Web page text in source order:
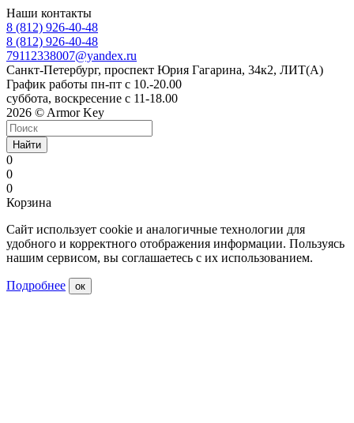
Наши контакты
8 (812) 926-40-48
8 (812) 926-40-48
79112338007@yandex.ru
Санкт-Петербург, проспект Юрия Гагарина, 34к2, ЛИТ(А)
График работы пн-пт с 10.-20.00
суббота, воскресение с 11-18.00
2026 © Armor Key
Найти
0
0
0
Корзина
Сайт использует cookie и аналогичные технологии для
удобного и корректного отображения информации. Пользуясь
нашим сервисом, вы соглашаетесь с их использованием.
Подробнее ок